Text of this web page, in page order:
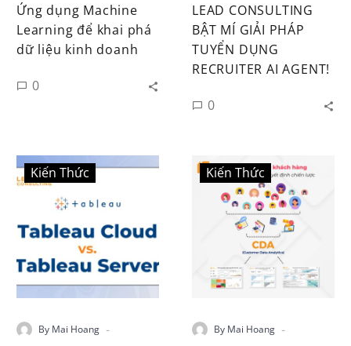
Ứng dụng Machine
Learning để khai phá
dữ liệu kinh doanh
0
LEAD CONSULTING
BẬT MÍ GIẢI PHÁP
TUYỂN DỤNG
RECRUITER AI AGENT!
0
Kiến Thức
By Mai Hoang -
Kiến Thức
By Mai Hoang -